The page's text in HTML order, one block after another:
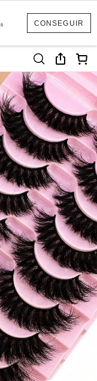
CONSEGUIR